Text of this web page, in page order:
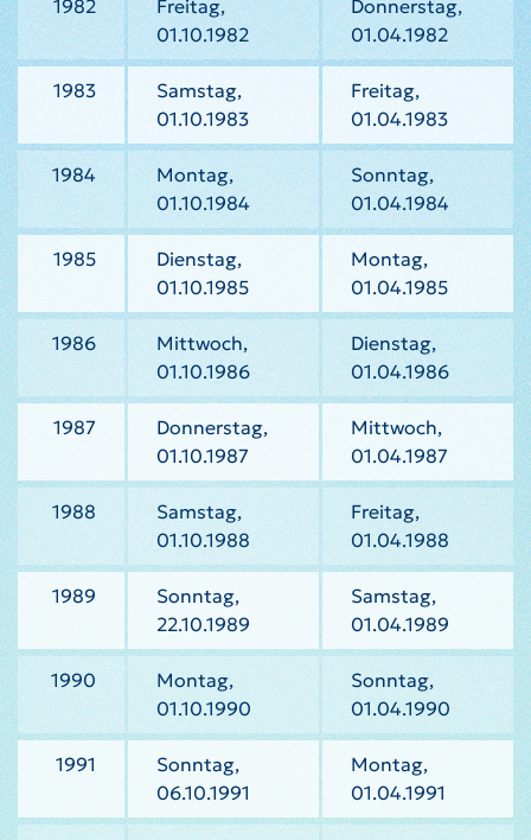
1982
Freitag,
01.10.1982
Donnerstag,
01.04.1982
1983
Samstag,
01.10.1983
Freitag,
01.04.1983
1984
Montag,
01.10.1984
Sonntag,
01.04.1984
1985
Dienstag,
01.10.1985
Montag,
01.04.1985
1986
Mittwoch,
01.10.1986
Dienstag,
01.04.1986
1987
Donnerstag,
01.10.1987
Mittwoch,
01.04.1987
1988
Samstag,
01.10.1988
Freitag,
01.04.1988
1989
Sonntag,
22.10.1989
Samstag,
01.04.1989
1990
Montag,
01.10.1990
Sonntag,
01.04.1990
1991
Sonntag,
06.10.1991
Montag,
01.04.1991